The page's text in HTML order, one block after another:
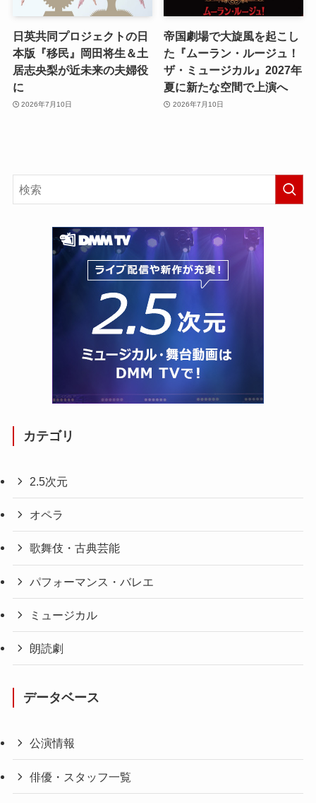
日英共同プロジェクトの日
本版『移民』岡田将生＆土
居志央梨が近未来の夫婦役
に
2026年7月10日
帝国劇場で大旋風を起こし
た『ムーラン・ルージュ！
ザ・ミュージカル』2027年
夏に新たな空間で上演へ
2026年7月10日
カテゴリ
2.5次元
オペラ
歌舞伎・古典芸能
パフォーマンス・バレエ
ミュージカル
朗読劇
データベース
公演情報
俳優・スタッフ一覧